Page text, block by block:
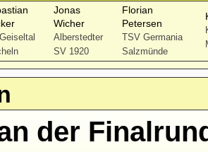
Jonas
Wicher
Alberstedter
SV 1920
Florian
Petersen
TSV Germania
Salzmünde
der